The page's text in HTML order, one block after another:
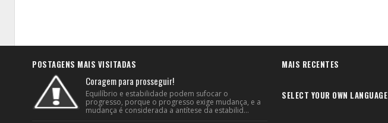
POSTAGENS MAIS VISITADAS
Coragem para prosseguir!
Equilíbrio e estabilidade podem sufocar o
progresso, porque o progresso exige mudança, e a
mudança é considerada a antítese da estabilid...
MAIS RECENTES
SELECT YOUR OWN LANGUAGE